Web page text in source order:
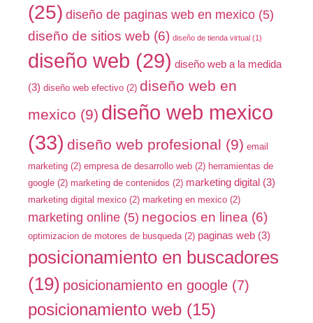
(25) diseño de paginas web en mexico (5)
diseño de sitios web (6) diseño de tienda virtual (1)
diseño web (29) diseño web a la medida
(3) diseño web efectivo (2) diseño web en
mexico (9) diseño web mexico
(33) diseño web profesional (9) email
marketing (2) empresa de desarrollo web (2) herramientas de
google (2) marketing de contenidos (2) marketing digital (3)
marketing digital mexico (2) marketing en mexico (2)
marketing online (5) negocios en linea (6)
optimizacion de motores de busqueda (2) paginas web (3)
posicionamiento en buscadores
(19) posicionamiento en google (7)
posicionamiento web (15)